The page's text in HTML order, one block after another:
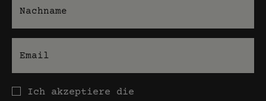
Datenschutz
Ich akzeptiere die